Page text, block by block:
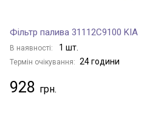
Фільтр палива 31112C9100 KIA
В наявності: 1 шт.
Термін очікування: 24 години
928